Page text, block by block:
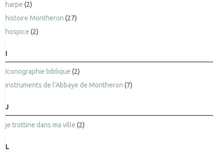
harpe (2)
histoire Montheron (27)
hospice (2)
I
Iconographie biblique (2)
instruments de l'Abbaye de Montheron (7)
J
je trottine dans ma ville (2)
L